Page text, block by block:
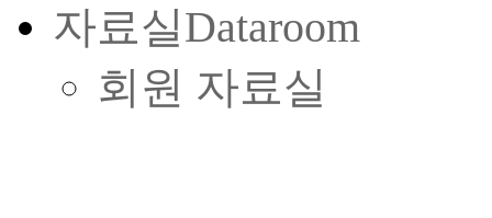
자료실Dataroom
회원 자료실